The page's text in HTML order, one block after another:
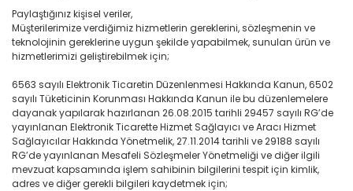
Paylaştığınız kişisel veriler,
Müşterilerimize verdiğimiz hizmetlerin gereklerini, sözleşmenin ve
teknolojinin gereklerine uygun şekilde yapabilmek, sunulan ürün ve
hizmetlerimizi geliştirebilmek için;
6563 sayılı Elektronik Ticaretin Düzenlenmesi Hakkında Kanun, 6502
sayılı Tüketicinin Korunması Hakkında Kanun ile bu düzenlemelere
dayanak yapılarak hazırlanan 26.08.2015 tarihli 29457 sayılı RG’de
yayınlanan Elektronik Ticarette Hizmet Sağlayıcı ve Aracı Hizmet
Sağlayıcılar Hakkında Yönetmelik, 27.11.2014 tarihli ve 29188 sayılı
RG’de yayınlanan Mesafeli Sözleşmeler Yönetmeliği ve diğer ilgili
mevzuat kapsamında işlem sahibinin bilgilerini tespit için kimlik,
adres ve diğer gerekli bilgileri kaydetmek için;